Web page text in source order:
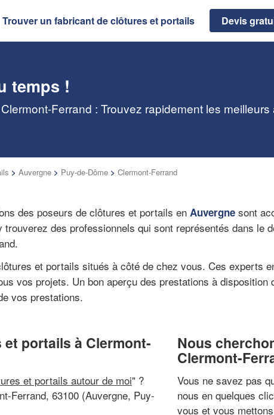
Trouver un fabricant de clôtures et portails Devis
temps !
Ferrand : Trouvez rapidement les
> Auvergne > Puy-de-Dôme > Clermont-Ferrand
des poseurs de clôtures et portails en Auvergne sont
des professionnels qui sont représentés dans le
et portails situés à côté de chez vous. Ces experts
vos projets. Un bon aperçu des prestations à
vos prestations.
portails à Clermont-
et portails autour de moi" ?
Ferrand, 63100 (Auvergne, Puy-
Nous
Clermont-
Vous ne savez pas
nous en quelques
vous et vous